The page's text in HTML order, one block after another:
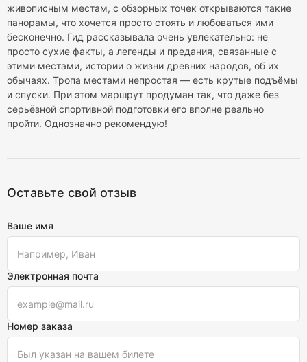
живописным местам, с обзорных точек открываются такие
панорамы, что хочется просто стоять и любоваться ими
бесконечно. Гид рассказывала очень увлекательно: не
просто сухие факты, а легенды и предания, связанные с
этими местами, истории о жизни древних народов, об их
обычаях. Тропа местами непростая — есть крутые подъёмы
и спуски. При этом маршрут продуман так, что даже без
серьёзной спортивной подготовки его вполне реально
пройти. Однозначно рекомендую!
Оставьте свой отзыв
Ваше имя
Электронная почта
Номер заказа